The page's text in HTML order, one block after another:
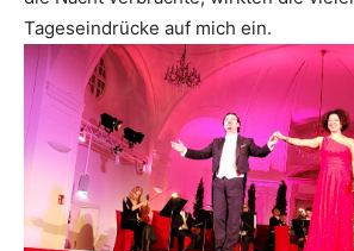
Tageseindrücke auf mich ein.